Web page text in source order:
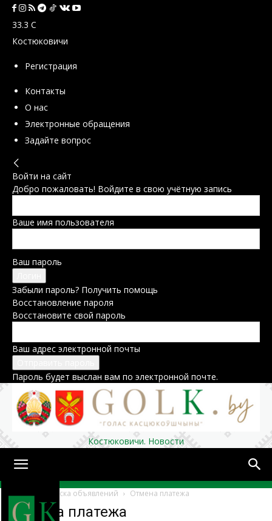
33.3 C
Костюковичи
Регистрация
Контакты
О нас
Электронные обращения
Задайте вопрос
Войти на сайт
Добро пожаловать! Войдите в свою учётную запись
Ваше имя пользователя
Ваш пароль
Забыли пароль? Получить помощь
Восстановление пароля
Восстановите свой пароль
Ваш адрес электронной почты
Пароль будет выслан вам по электронной почте.
Костюковичи. Новости
Домой Доска объявлений Отмена платежа
Отмена платежа